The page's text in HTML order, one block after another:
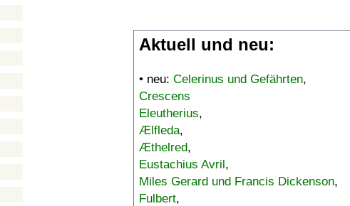
Aktuell und neu:
• neu: Celerinus und Gefährten,
Crescens
Eleutherius,
Ælfleda,
Æthelred,
Eustachius Avril,
Miles Gerard und Francis Dickenson,
Fulbert,